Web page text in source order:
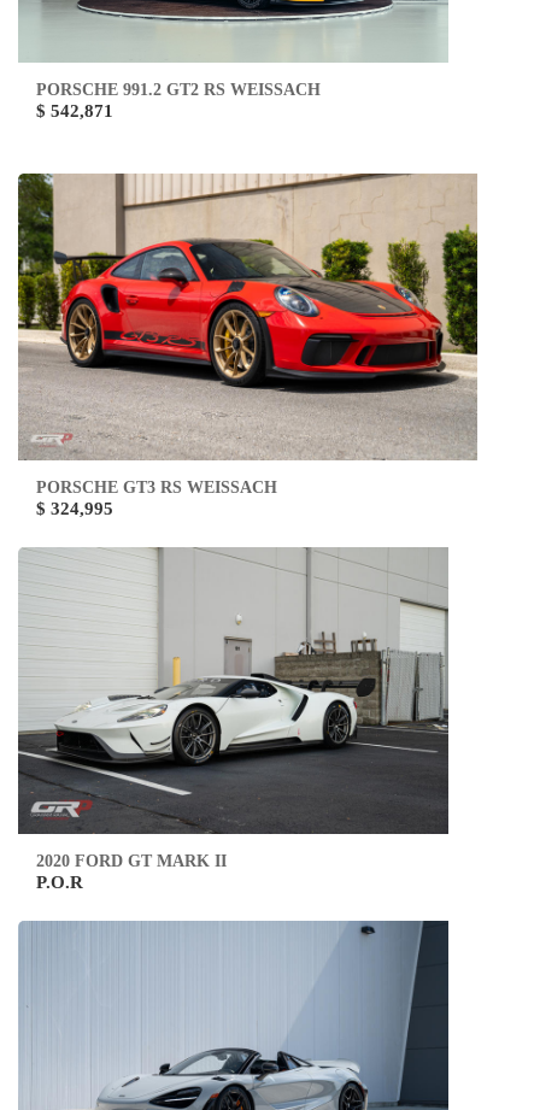
PORSCHE 991.2 GT2 RS WEISSACH
$ 542,871
PORSCHE GT3 RS WEISSACH
$ 324,995
2020 FORD GT MARK II
P.O.R